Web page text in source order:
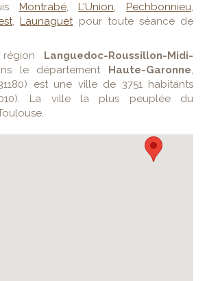
Montrabé, L'Union, Pechbonnieu,
, Launaguetpour toute séance de
Languedoc-Roussillon-Midi-
le département Haute-Garonne,
est une ville de 3751 habitants
La ville la plus peuplée du